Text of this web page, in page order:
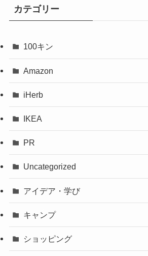
カテゴリー
100キン
Amazon
iHerb
IKEA
PR
Uncategorized
アイデア・学び
キャンプ
ショッピング